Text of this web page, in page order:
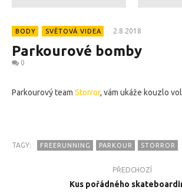
BODY SVĚTOVÁ VIDEA 2.8.2018
Parkourové bomby
0
Parkourový team Storror, vám ukáže kouzlo
TAGY: FREERUNNING PARKOUR STORROR
PŘEDCHOZÍ
Kus pořádného